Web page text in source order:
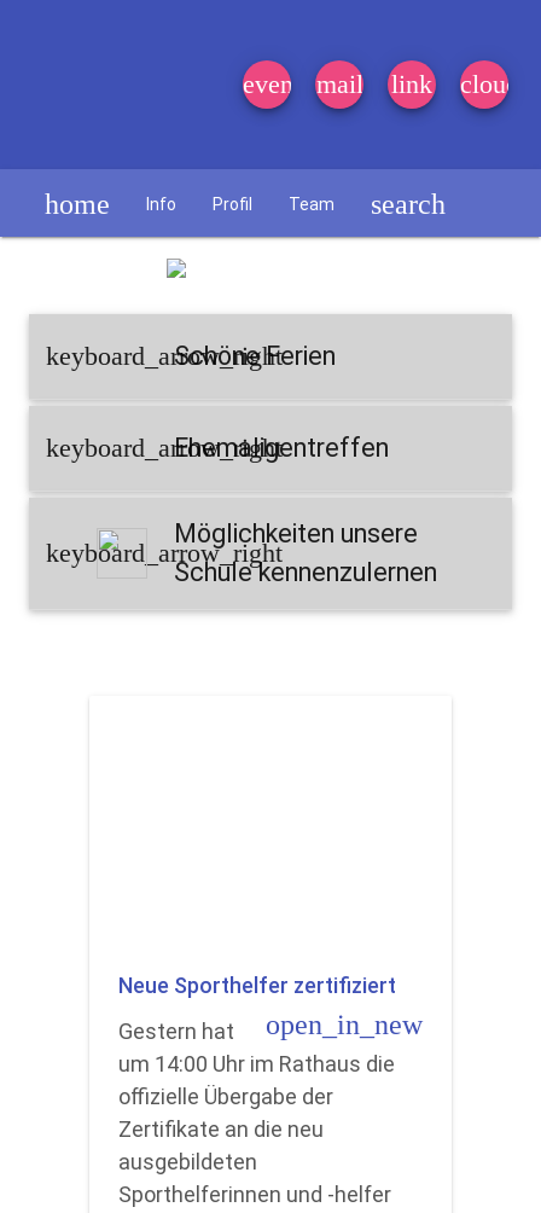
event_note
mail link cloud
home Info Profil Team search
keyboard_arrow_right
Schöne Ferien
keyboard_arrow_rightEhemaligentreffen
keyboard_arrow_right
Möglichkeiten unsere
Schule kennenzulernen
Neue Sporthelfer zertifiziert
open_in_new
Gestern hat
um 14:00 Uhr im Rathaus die
offizielle Übergabe der
Zertifikate an die neu
ausgebildeten
Sporthelferinnen und -helfer